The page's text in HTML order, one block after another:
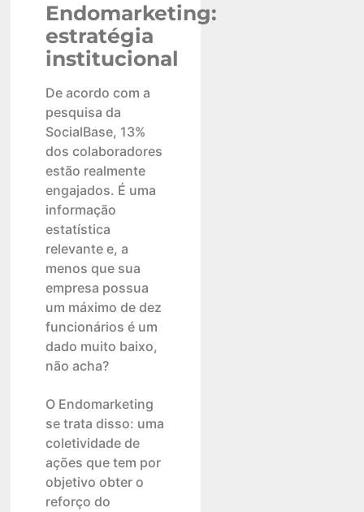
Endomarketing:
estratégia
institucional
De acordo com a
pesquisa da
SocialBase, 13%
dos colaboradores
estão realmente
engajados. É uma
informação
estatística
relevante e, a
menos que sua
empresa possua
um máximo de dez
funcionários é um
dado muito baixo,
não acha?
O Endomarketing
se trata disso: uma
coletividade de
ações que tem por
objetivo obter o
reforço do